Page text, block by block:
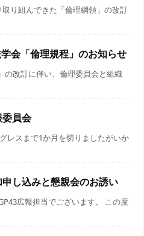
り組んできた「倫理綱領」の改訂
会「倫理規程」のお知らせ
改訂に伴い、倫理委員会と組織
員会
レスまで1か月を切りましたがいか
し込みと懇親会のお誘い
広報担当でございます。 この度